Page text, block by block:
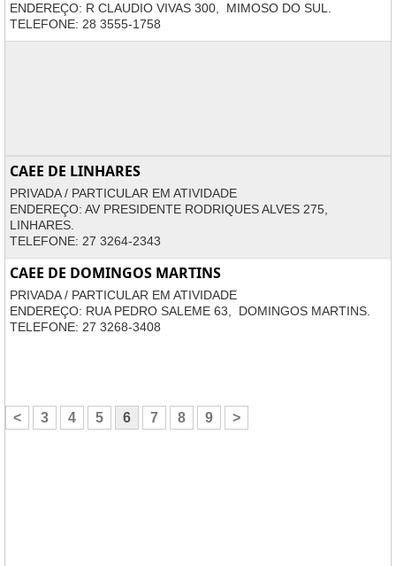
ENDEREÇO: R CLAUDIO VIVAS 300, MIMOSO DO SUL.
TELEFONE: 28 3555-1758
CAEE DE LINHARES
PRIVADA / PARTICULAR EM ATIVIDADE
ENDEREÇO: AV PRESIDENTE RODRIQUES ALVES 275,
LINHARES.
TELEFONE: 27 3264-2343
CAEE DE DOMINGOS MARTINS
PRIVADA / PARTICULAR EM ATIVIDADE
ENDEREÇO: RUA PEDRO SALEME 63, DOMINGOS MARTINS.
TELEFONE: 27 3268-3408
< 3 4 5 6 7 8 9 >